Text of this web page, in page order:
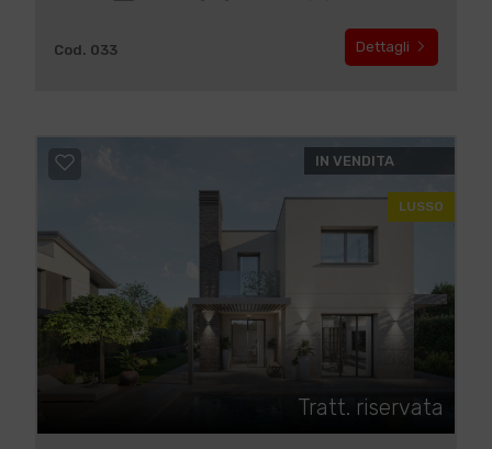
Cod. 033 Dettagli
IN VENDITA
LUSSO
Tratt. riservata